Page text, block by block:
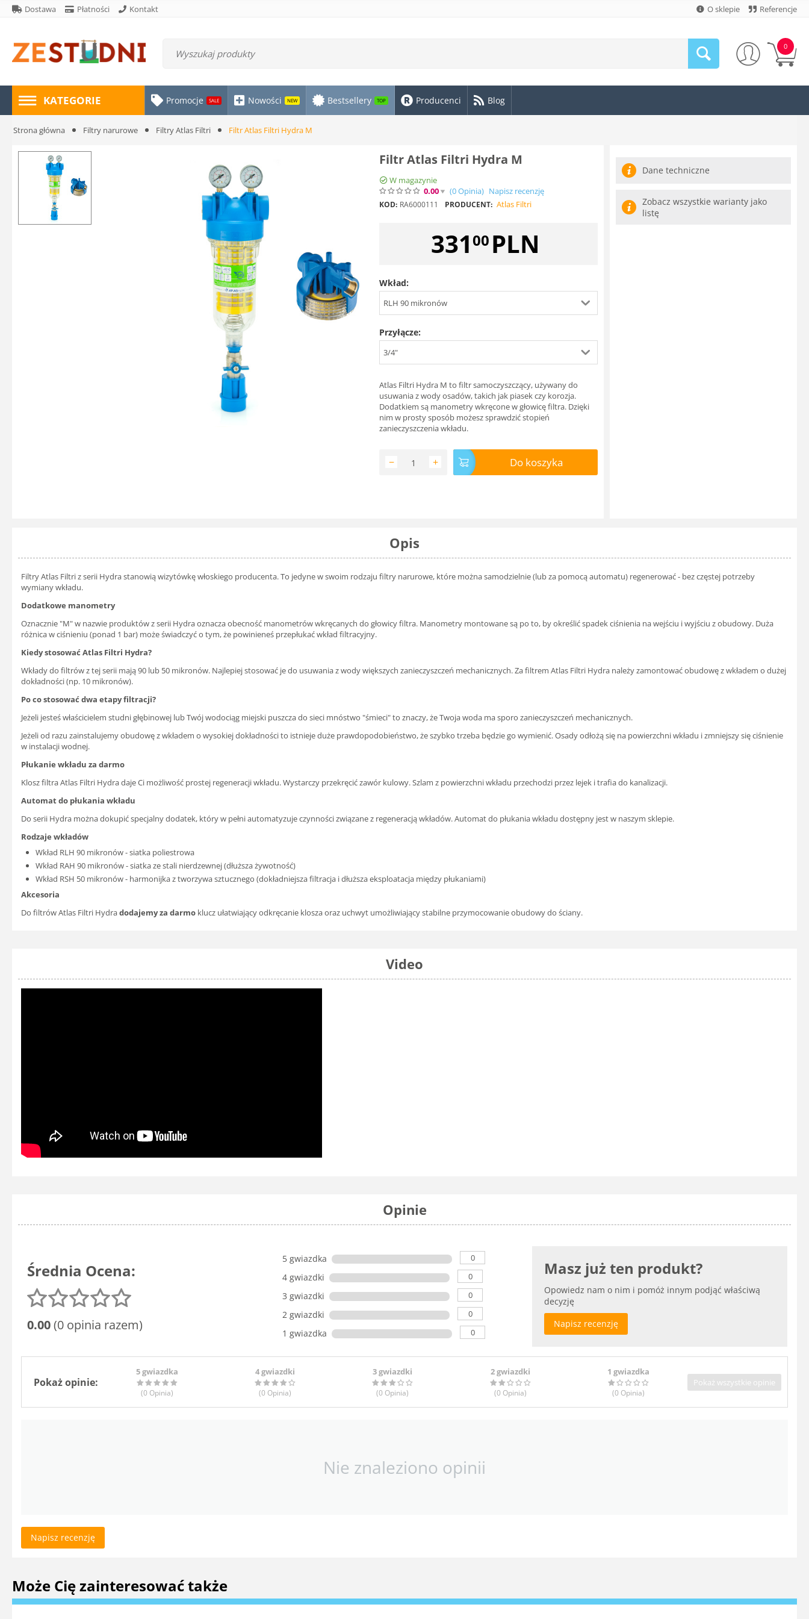
Dostawa Płatności Kontakt O sklepie Referencje
0
KATEGORIE Promocje SALE Nowości NEW Bestsellery TOP Producenci Blog
Strona główna Filtry narurowe Filtry Atlas Filtri Filtr Atlas Filtri Hydra M
Filtr Atlas Filtri Hydra M
W magazynie
0.00
(0Opinia) Napisz recenzję
KOD: RA6000111 PRODUCENT: Atlas Filtri
33100 PLN
Wkład:
RLH 90 mikronów
Przyłącze:
3/4"
Atlas Filtri Hydra M to filtr samoczyszczący, używany do
usuwania z wody osadów, takich jak piasek czy korozja.
Dodatkiem są manometry wkręcone w głowicę filtra. Dzięki
nim w prosty sposób możesz sprawdzić stopień
zanieczyszczenia wkładu.
+
− Do koszyka
Dane techniczne
Zobacz wszystkie warianty jako
listę
Opis
Filtry Atlas Filtri z serii Hydra stanowią wizytówkę włoskiego producenta. To jedyne w swoim rodzaju filtry narurowe, które można samodzielnie (lub za pomocą automatu) regenerować - bez częstej potrzeby
wymiany wkładu.
Dodatkowe manometry
Oznacznie "M" w nazwie produktów z serii Hydra oznacza obecność manometrów wkręcanych do głowicy filtra. Manometry montowane są po to, by określić spadek ciśnienia na wejściu i wyjściu z obudowy. Duża
różnica w ciśnieniu (ponad 1 bar) może świadczyć o tym, że powinieneś przepłukać wkład filtracyjny.
Kiedy stosować Atlas Filtri Hydra?
Wkłady do filtrów z tej serii mają 90 lub 50 mikronów. Najlepiej stosować je do usuwania z wody większych zanieczyszczeń mechanicznych. Za filtrem Atlas Filtri Hydra należy zamontować obudowę z wkładem o dużej
dokładności (np. 10 mikronów).
Po co stosować dwa etapy filtracji?
Jeżeli jesteś właścicielem studni głębinowej lub Twój wodociąg miejski puszcza do sieci mnóstwo "śmieci" to znaczy, że Twoja woda ma sporo zanieczyszczeń mechanicznych.
Jeżeli od razu zainstalujemy obudowę z wkładem o wysokiej dokładności to istnieje duże prawdopodobieństwo, że szybko trzeba będzie go wymienić. Osady odłożą się na powierzchni wkładu i zmniejszy się ciśnienie
w instalacji wodnej.
Płukanie wkładu za darmo
Klosz filtra Atlas Filtri Hydra daje Ci możliwość prostej regeneracji wkładu. Wystarczy przekręcić zawór kulowy. Szlam z powierzchni wkładu przechodzi przez lejek i trafia do kanalizacji.
Automat do płukania wkładu
Do serii Hydra można dokupić specjalny dodatek, który w pełni automatyzuje czynności związane z regeneracją wkładów. Automat do płukania wkładu dostępny jest w naszym sklepie.
Rodzaje wkładów
Wkład RLH 90 mikronów - siatka poliestrowa
Wkład RAH 90 mikronów - siatka ze stali nierdzewnej (dłuższa żywotność)
Wkład RSH 50 mikronów - harmonijka z tworzywa sztucznego (dokładniejsza filtracja i dłuższa eksploatacja między płukaniami)
Akcesoria
Do filtrów Atlas Filtri Hydradodajemy za darmo klucz ułatwiający odkręcanie klosza oraz uchwyt umożliwiający stabilne przymocowanie obudowy do ściany.
Video
Opinie
Średnia Ocena:
0.00(0 opinia razem)
5 gwiazdka 0
4 gwiazdki 0
3 gwiazdki 0
2 gwiazdki 0
1 gwiazdka 0
Masz już ten produkt?
Opowiedz nam o nim i pomóż innym podjąć właściwą
decyzję
Napisz recenzję
Pokaż opinie:
5 gwiazdka
(0 Opinia)
4 gwiazdki
(0 Opinia)
3 gwiazdki
(0 Opinia)
2 gwiazdki
(0 Opinia)
1 gwiazdka
(0 Opinia)
Pokaż wszystkie opinie
Nie znaleziono opinii
Napisz recenzję
Może Cię zainteresować także